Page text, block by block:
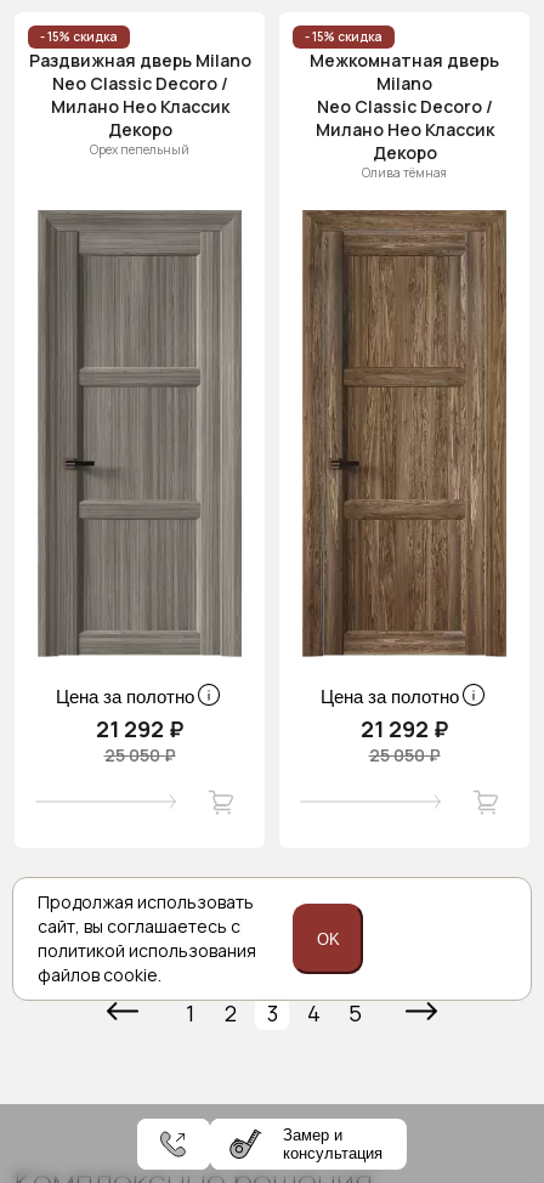
- 15% скидка
Раздвижная дверь Milano
Neo Classic Decoro /
Милано Нео Классик
Декоро
Орех пепельный
Цена за полотно
21 292 ₽
25 050 ₽
- 15% скидка
Межкомнатная дверь
Milano
Neo Classic Decoro /
Милано Нео Классик
Декоро
Олива тёмная
Цена за полотно
21 292 ₽
25 050 ₽
Показать ещё
1 2 3 4 5
Замер и
консультация
Продолжая использовать
сайт, вы соглашаетесь с
политикой использования
файлов cookie.
OK